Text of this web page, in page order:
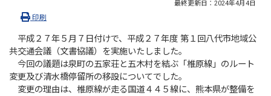
最終更新日： 2024年4月4日
印刷
平成２７年５月７日付けで、平成２７年度 第１回八代市地域公
共交通会議（文書協議）を実施いたしました。
今回の議題は泉町の五家荘と五木村を結ぶ「椎原線」のルート
変更及び清水橋停留所の移設についてでした。
変更の理由は、椎原線が走る国道４４５線に、熊本県が整備を